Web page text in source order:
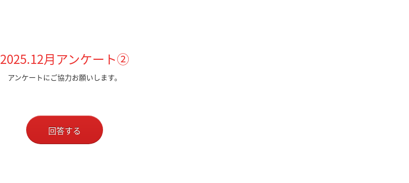
2025.12月アンケート②
アンケートにご協力お願いします。
回答する